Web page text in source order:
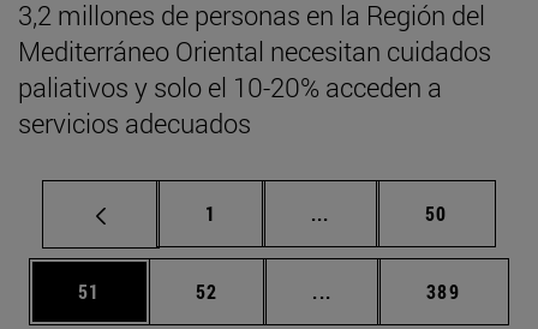
3,2 millones de personas en la Región del
Mediterráneo Oriental necesitan cuidados
paliativos y solo el 10-20% acceden a
servicios adecuados
Página
1 ... Páginas intermedias
Página
50
Página
51 Página
52 ... Páginas intermedias
Página
389